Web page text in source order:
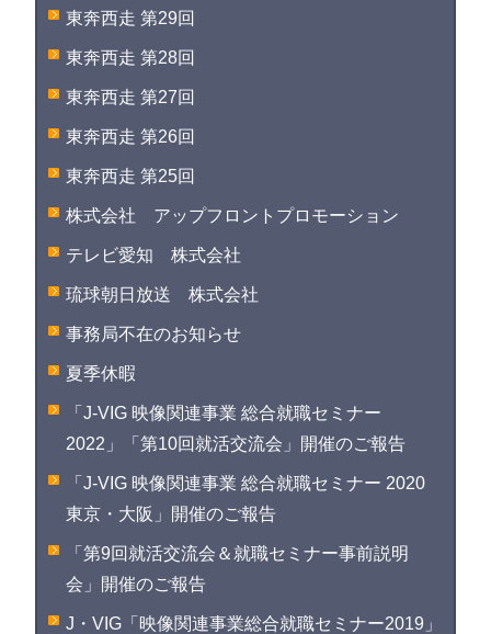
東奔西走 第29回
東奔西走 第28回
東奔西走 第27回
東奔西走 第26回
東奔西走 第25回
株式会社 アップフロントプロモーション
テレビ愛知 株式会社
琉球朝日放送 株式会社
事務局不在のお知らせ
夏季休暇
「J-VIG 映像関連事業 総合就職セミナー
2022」「第10回就活交流会」開催のご報告
「J-VIG 映像関連事業 総合就職セミナー 2020
東京・大阪」開催のご報告
「第9回就活交流会＆就職セミナー事前説明
会」開催のご報告
J・VIG「映像関連事業総合就職セミナー2019」